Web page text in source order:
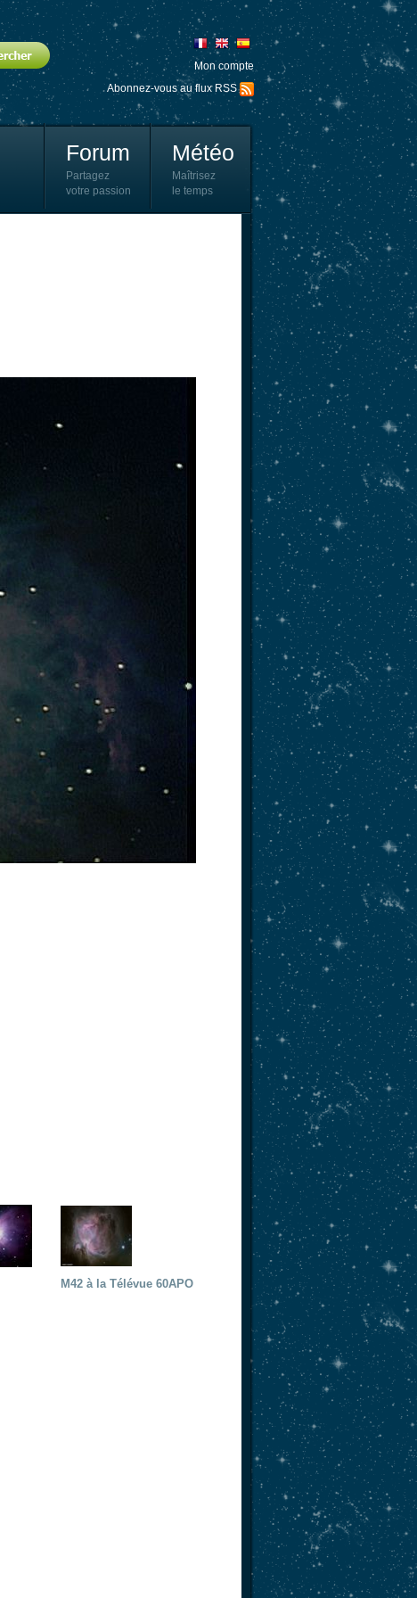
Mon compte
Abonnez-vous au flux RSS
Forum
Partagez
votre passion
Météo
Maîtrisez
le temps
M42 à la Télévue 60APO